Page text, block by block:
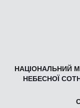
НАЦІОНАЛЬНИЙ
НЕБЕСНОЇ